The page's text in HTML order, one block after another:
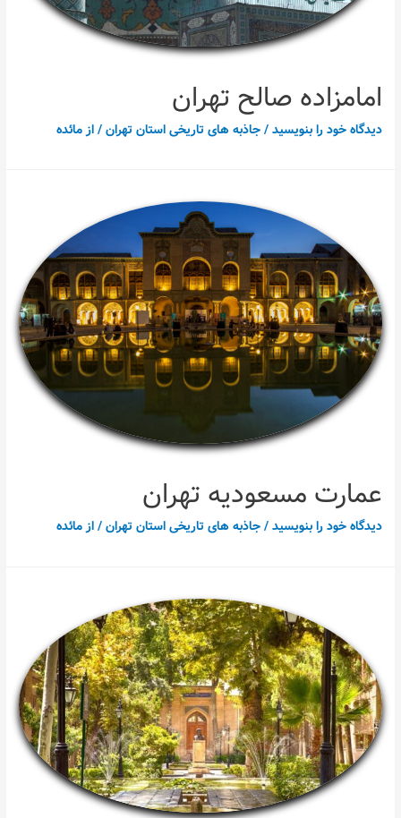
امامزاده صالح تهران
دیدگاه‌ خود را بنویسید/جاذبه های تاریخی استان تهران/ ازمائده
عمارت مسعودیه تهران
دیدگاه‌ خود را بنویسید/جاذبه های تاریخی استان تهران/ ازمائده